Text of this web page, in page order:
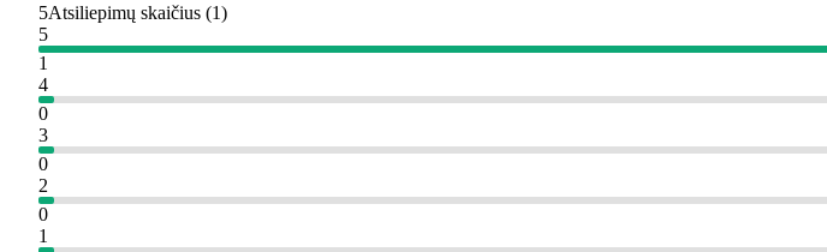
5Atsiliepimų skaičius (1)
5
1
4
0
3
0
2
0
1